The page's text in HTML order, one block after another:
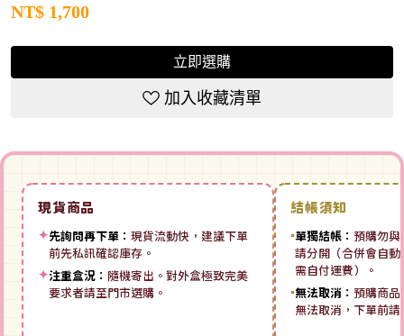
NT$ 1,700
立即選購
加入收藏清單
現貨商品
✦先詢問再下單： 現貨流動快，建議下單
前先私訊確認庫存。
✦注重盒況： 隨機寄出。對外盒極致完美
要求者請至門市選購。
結帳須知
▪單獨結帳： 預購勿與
請分開（合併會自
需自付運費）。
▪無法取消： 預購商品
無法取消，下單前